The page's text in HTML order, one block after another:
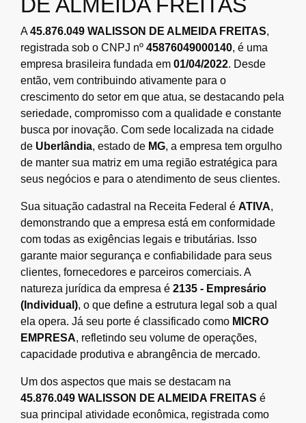
A45.876.049 WALISSON DE ALMEIDA FREITAS,
registrada sob o CNPJ nº 45876049000140, é uma
empresa brasileira fundada em 01/04/2022. Desde
então, vem contribuindo ativamente para o
crescimento do setor em que atua, se destacando pela
seriedade, compromisso com a qualidade e constante
busca por inovação. Com sede localizada na cidade
de Uberlândia, estado de MG, a empresa tem orgulho
de manter sua matriz em uma região estratégica para
seus negócios e para o atendimento de seus clientes.
Sua situação cadastral na Receita Federal é ATIVA,
demonstrando que a empresa está em conformidade
com todas as exigências legais e tributárias. Isso
garante maior segurança e confiabilidade para seus
clientes, fornecedores e parceiros comerciais. A
natureza jurídica da empresa é 2135 - Empresário
(Individual), o que define a estrutura legal sob a qual
ela opera. Já seu porte é classificado como MICRO
EMPRESA, refletindo seu volume de operações,
capacidade produtiva e abrangência de mercado.
Um dos aspectos que mais se destacam na
45.876.049 WALISSON DE ALMEIDA FREITAS é
sua principal atividade econômica, registrada como